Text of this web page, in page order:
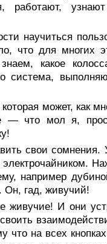
узнают
научиться
что для многих
какое
система,
может, как
— что мол я,
свои сомнения.
например
Он, гад, живучий!
живучие! И они
что на всех